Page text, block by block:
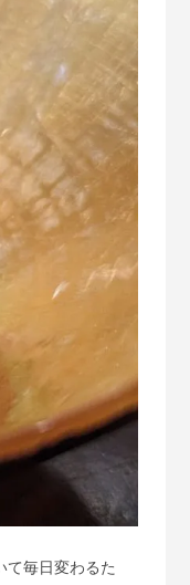
て毎日変わるた